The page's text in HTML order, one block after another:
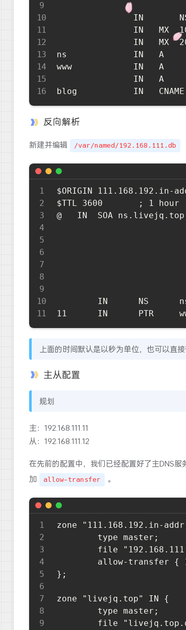
IN
ns             IN	A       192.168.111.11
www            IN	A       192.168.111.11
反向解析
新建并编辑 /var/named/192.168.111.db
$ORIGIN 111.168.192.in-
$TTL 3600       ; 1 hour
@ 	IN	SOA	ns.livejq.top. root.livejq.top. (
IN      NS
上面的时间默认是以秒为单位，也可以直
主从配置
规划
主：192.168.111.11
从：192.168.111.12
在先前的配置中，我们已经配置好了主DNS
加 allow-transfer 。
zone "111.168.192.in-
        type master;
file
};
zone "livejq.top" IN {
        type master;
file